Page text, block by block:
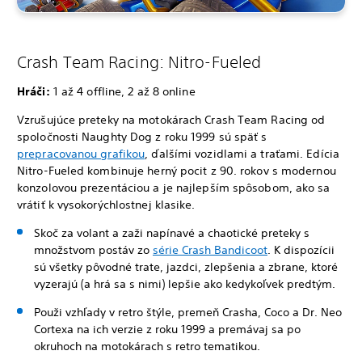
Crash Team Racing: Nitro-Fueled
Hráči: 1 až 4 offline, 2 až 8 online
Vzrušujúce preteky na motokárach Crash Team Racing od
spoločnosti Naughty Dog z roku 1999 sú späť s
prepracovanou grafikou, ďalšími vozidlami a traťami. Edícia
Nitro-Fueled kombinuje herný pocit z 90. rokov s modernou
konzolovou prezentáciou a je najlepším spôsobom, ako sa
vrátiť k vysokorýchlostnej klasike.
Skoč za volant a zaži napínavé a chaotické preteky s
množstvom postáv zo série Crash Bandicoot. K dispozícii
sú všetky pôvodné trate, jazdci, zlepšenia a zbrane, ktoré
vyzerajú (a hrá sa s nimi) lepšie ako kedykoľvek predtým.
Použi vzhľady v retro štýle, premeň Crasha, Coco a Dr. Neo
Cortexa na ich verzie z roku 1999 a premávaj sa po
okruhoch na motokárach s retro tematikou.